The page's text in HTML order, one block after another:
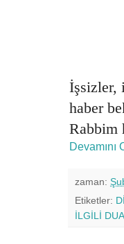
İşsizler,
haber
Rabbim
Devamını
zaman:
Etiketler:
İLGİLİ